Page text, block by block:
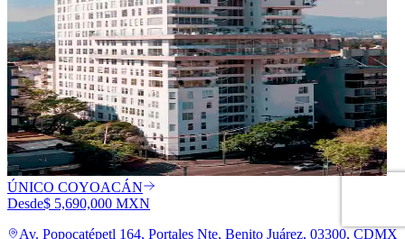
ÚNICO COYOACÁN
Desde$ 5,690,000 MXN
Av. Popocatépetl 164, Portales Nte, Benito Juárez, 03300, CDMX